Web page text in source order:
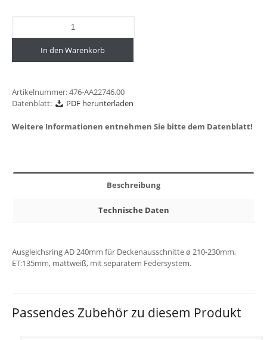
In den Warenkorb
Artikelnummer:476-AA22746.00
Datenblatt:
PDF herunterladen
Weitere Informationen entnehmen Sie bitte dem Datenblatt!
Beschreibung
Technische Daten
Ausgleichsring AD 240mm für Deckenausschnitte ø 210-230mm,
ET:135mm, mattweiß, mit separatem Federsystem.
Passendes Zubehör zu diesem Produkt